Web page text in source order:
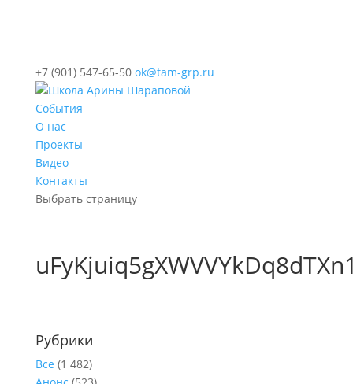
+7 (901) 547-65-50 ok@tam-grp.ru
События
О нас
Проекты
Видео
Контакты
Выбрать страницу
Рубрики
Все (1 482)